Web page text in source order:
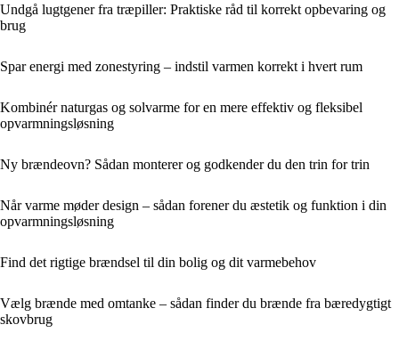
Undgå lugtgener fra træpiller: Praktiske råd til korrekt opbevaring og
brug
Spar energi med zonestyring – indstil varmen korrekt i hvert rum
Kombinér naturgas og solvarme for en mere effektiv og fleksibel
opvarmningsløsning
Ny brændeovn? Sådan monterer og godkender du den trin for trin
Når varme møder design – sådan forener du æstetik og funktion i din
opvarmningsløsning
Find det rigtige brændsel til din bolig og dit varmebehov
Vælg brænde med omtanke – sådan finder du brænde fra bæredygtigt
skovbrug